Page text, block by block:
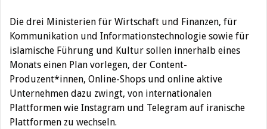
Die drei Ministerien für Wirtschaft und Finanzen, für
Kommunikation und Informationstechnologie sowie für
islamische Führung und Kultur sollen innerhalb eines
Monats einen Plan vorlegen, der Content-
Produzent*innen, Online-Shops und online aktive
Unternehmen dazu zwingt, von internationalen
Plattformen wie Instagram und Telegram auf iranische
Plattformen zu wechseln.